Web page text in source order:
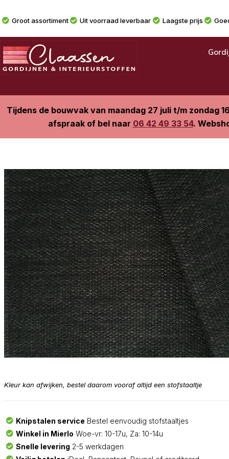
Groot assortiment Uit voorraad leverbaar Laagste prijs
Tijdens de bouwvak van maandag 27 juli t/m zondag
afspraak of bel naar 06 42 49 33 54.
Kleur kan afwijken, bestel daarom vooraf altijd een stofstaaltje
Knipstalen service Bestel eenvoudig stofstaaltjes
Winkel in Mierlo Woe-vr: 10-17u, Za: 10-14u
Snelle levering 2-5 werkdagen